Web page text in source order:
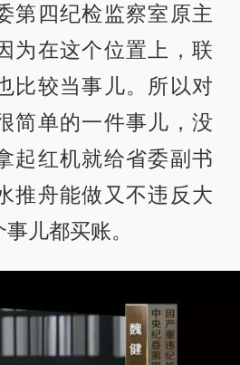
第四纪检监察室原主
为在这个位置上，联
比较当事儿。所以对
简单的一件事儿，没
起红机就给省委副书
推舟能做又不违反大
儿都买账。